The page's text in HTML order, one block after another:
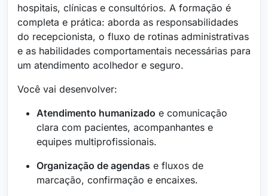
hospitais, clínicas e consultórios. A formação é
completa e prática: aborda as responsabilidades
do recepcionista, o fluxo de rotinas administrativas
e as habilidades comportamentais necessárias para
um atendimento acolhedor e seguro.
Você vai desenvolver:
Atendimento humanizado e comunicação
clara com pacientes, acompanhantes e
equipes multiprofissionais.
Organização de agendas e fluxos de
marcação, confirmação e encaixes.